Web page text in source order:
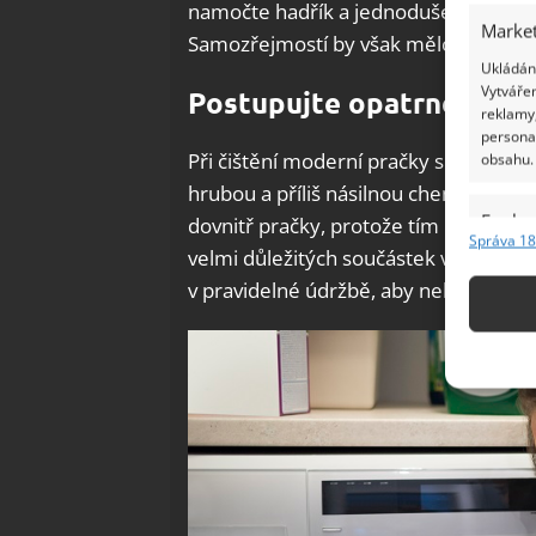
obsahu.
Funkce
Správa
namočte hadřík a jednoduše použijte
Samozřejmostí by však mělo být
Postupujte opatrně
Při čištění moderní pračky si dávejte
hrubou a příliš násilnou chemii a
dovnitř pračky, protože tím můžete
velmi důležitých součástek v rámci
v pravidelné údržbě, aby nebylo